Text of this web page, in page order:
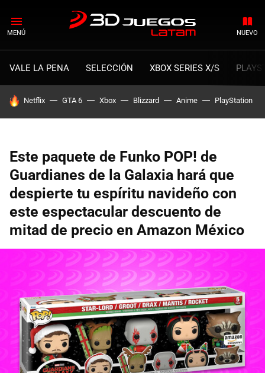
MENÚ NUEVO
VALE LA PENA SELECCIÓN XBOX SERIES X/S
HOY SE HABLA DE
Netflix GTA 6 Xbox Blizzard Anime PlayStation
Este paquete de Funko POP! de
Guardianes de la Galaxia hará que
despierte tu espíritu navideño con
este espectacular descuento de
mitad de precio en Amazon México